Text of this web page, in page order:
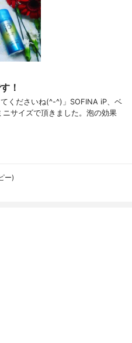
！
くださいね(^-^)」SOFINA iP、ベ
サイズで頂きました。泡の効果
ー)